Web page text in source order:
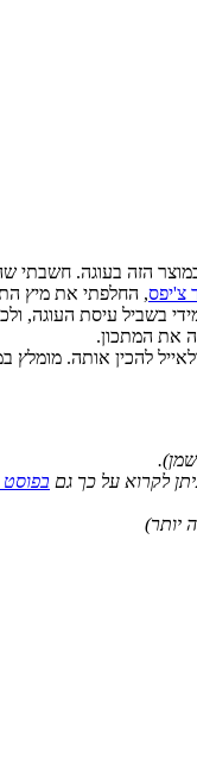
הזה בעוגה. חשבתי
צ'יפס, החלפתי את מיץ
בשביל עיסת העוגה,
את המתכון.
להכין אותה. מומלץ
לקרוא על כך גם בפוסט
יותר)